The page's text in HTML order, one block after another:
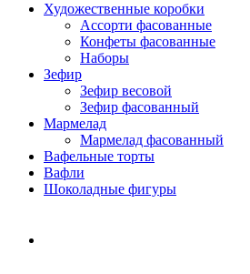
Художественные коробки
Ассорти фасованные
Конфеты фасованные
Наборы
Зефир
Зефир весовой
Зефир фасованный
Мармелад
Мармелад фасованный
Вафельные торты
Вафли
Шоколадные фигуры